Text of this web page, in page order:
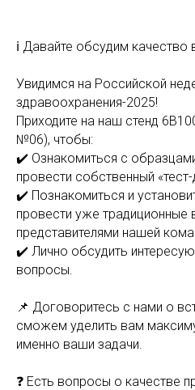
ℹ️ Давайте обсудим
Увидимся на Российской
здравоохранения-2025!
Приходите на наш стенд
№06), чтобы:
✔️ Ознакомиться с
провести собственный
✔️ Познакомиться и
провести уже традиционные
представителями нашей
✔️ Лично обсудить
вопросы.
📌 Договоритесь с нами о
сможем уделить вам
именно ваши задачи.
❓ Есть вопросы о качестве